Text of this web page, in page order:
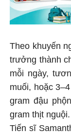
Theo khuyến
trưởng thành
mỗi ngày,
muối, hoặc
gram đậu
gram thịt nguội.
Tiến sĩ